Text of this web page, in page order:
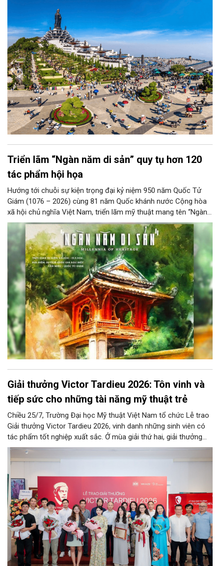
lớn nhất Việt Nam.
Triển lãm “Ngàn năm di sản” quy tụ hơn 120
tác phẩm hội họa
Hướng tới chuỗi sự kiện trọng đại kỷ niệm 950 năm Quốc Tử
Giám (1076 – 2026) cùng 81 năm Quốc khánh nước Cộng hòa
xã hội chủ nghĩa Việt Nam, triển lãm mỹ thuật mang tên “Ngàn
năm di sản” sẽ chính thức khai mạc vào ngày 8/8 tại Nhà Thái
Học, Di tích Quốc gia đặc biệt Văn Miếu – Quốc Tử Giám. Sự
kiện kéo dài đến ngày 25/9/2026 hứa hẹn trở thành điểm đến
văn hóa đầy sức hút, góp phần làm phong phú đời sống nghệ
thuật của Thủ đô trong mùa thu này.
Giải thưởng Victor Tardieu 2026: Tôn vinh và
tiếp sức cho những tài năng mỹ thuật trẻ
Chiều 25/7, Trường Đại học Mỹ thuật Việt Nam tổ chức Lễ trao
Giải thưởng Victor Tardieu 2026, vinh danh những sinh viên có
tác phẩm tốt nghiệp xuất sắc. Ở mùa giải thứ hai, giải thưởng
tiếp tục khẳng định vai trò là bệ phóng cho các tài năng mỹ
thuật trẻ.